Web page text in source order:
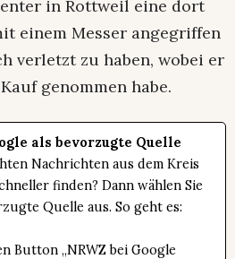
in Rottweil eine dort
einem Messer angegriffen
verletzt zu haben, wobei er
genommen habe.
als bevorzugte Quelle
Nachrichten aus dem Kreis
finden? Dann wählen Sie
Quelle aus. So geht es:
Button „NRWZ bei Google